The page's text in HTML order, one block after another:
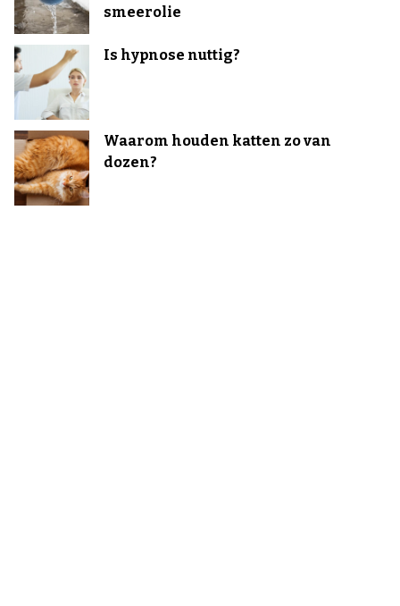
smeerolie
Is hypnose nuttig?
Waarom houden katten zo van
dozen?